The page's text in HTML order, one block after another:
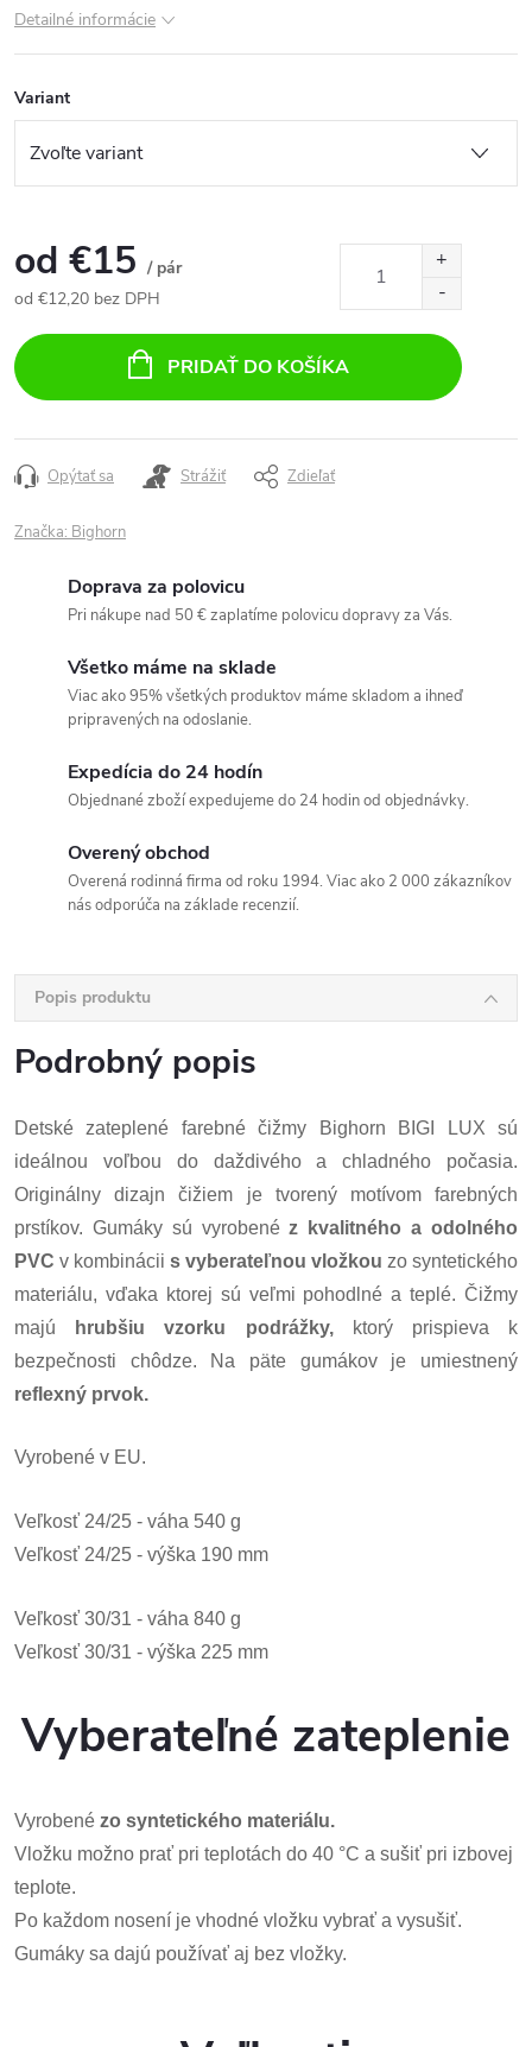
Detailné informácie
Variant
od €15 / pár
od €12,20 bez DPH
cena:
PRIDAŤ DO KOŠÍKA
Opýtať sa Strážiť Zdieľať
Značka: Bighorn
Doprava za polovicu
Pri nákupe nad 50 € zaplatíme polovicu dopravy za Vás.
Všetko máme na sklade
Viac ako 95% všetkých produktov máme skladom a ihneď
pripravených na odoslanie.
Expedícia do 24 hodín
Objednané zboží expedujeme do 24 hodin od objednávky.
Overený obchod
Overená rodinná firma od roku 1994. Viac ako 2 000 zákazníkov
nás odporúča na základe recenzií.
Popis produktu
Podrobný popis
Detské zateplené farebné čižmy Bighorn BIGI LUX sú
ideálnou voľbou do daždivého a chladného počasia.
Originálny dizajn čižiem je tvorený motívom farebných
prstíkov. Gumáky sú vyrobenéz kvalitného a odolného
PVC v kombinácii s vyberateľnou vložkou zo syntetického
materiálu, vďaka ktorej sú veľmi pohodlné a teplé. Čižmy
majú
hrubšiu vzorku podrážky,ktorý prispieva k
bezpečnosti chôdze. Na päte gumákov je umiestnený
reflexný prvok.
Vyrobené v EU.
Veľkosť 24/25 - váha 540 g
Veľkosť 24/25 - výška 190 mm
Veľkosť 30/31 - váha 840 g
Veľkosť 30/31 - výška 225 mm
Vyberateľné zateplenie
Vyrobené zo syntetického materiálu.
Vložku možno prať pri teplotách do 40 °C a sušiť pri izbovej
teplote.
Po každom nosení je vhodné vložku vybrať a vysušiť.
Gumáky sa dajú používať aj bez vložky.